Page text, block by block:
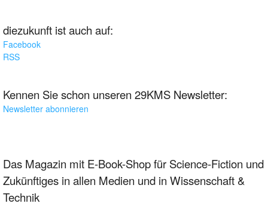
diezukunft ist auch auf:
Facebook
RSS
Kennen Sie schon unseren 29KMS Newsletter:
Newsletter abonnieren
Das Magazin mit E-Book-Shop für Science-Fiction und
Zukünftiges in allen Medien und in Wissenschaft &
Technik